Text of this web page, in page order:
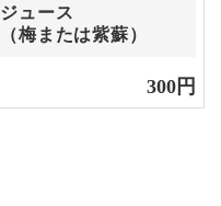
ジュース
（梅または紫蘇）
300円